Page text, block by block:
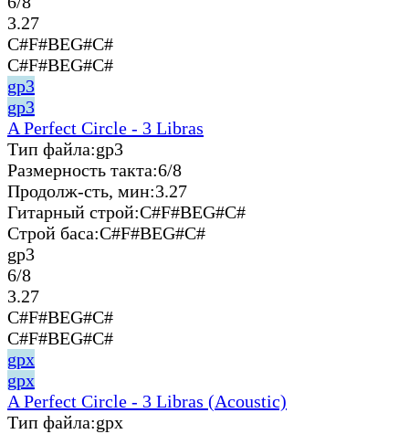
3.27
C#F#BEG#C#
C#F#BEG#C#
gp3
gp3
A Perfect Circle - 3 Libras
Тип файла:gp3
Размерность такта:6/8
Продолж-сть, мин:3.27
Гитарный строй:C#F#BEG#C#
Строй баса:C#F#BEG#C#
gp3
6/8
3.27
C#F#BEG#C#
C#F#BEG#C#
gpx
gpx
A Perfect Circle - 3 Libras (Acoustic)
Тип файла:gpx